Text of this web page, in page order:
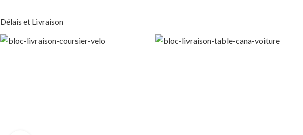
Délais et Livraison